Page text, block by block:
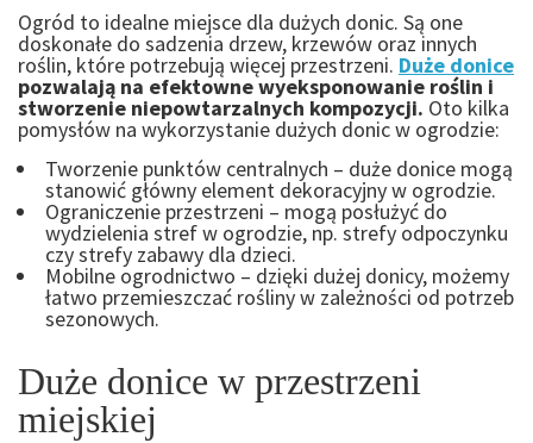
Ogród to idealne miejsce dla dużych donic. Są one
doskonałe do sadzenia drzew, krzewów oraz innych
roślin, które potrzebują więcej przestrzeni. Duże donice
pozwalają na efektowne wyeksponowanie roślin i
stworzenie niepowtarzalnych kompozycji. Oto kilka
pomysłów na wykorzystanie dużych donic w ogrodzie:
Tworzenie punktów centralnych – duże donice mogą
stanowić główny element dekoracyjny w ogrodzie.
Ograniczenie przestrzeni – mogą posłużyć do
wydzielenia stref w ogrodzie, np. strefy odpoczynku
czy strefy zabawy dla dzieci.
Mobilne ogrodnictwo – dzięki dużej donicy, możemy
łatwo przemieszczać rośliny w zależności od potrzeb
sezonowych.
Duże donice w przestrzeni
miejskiej